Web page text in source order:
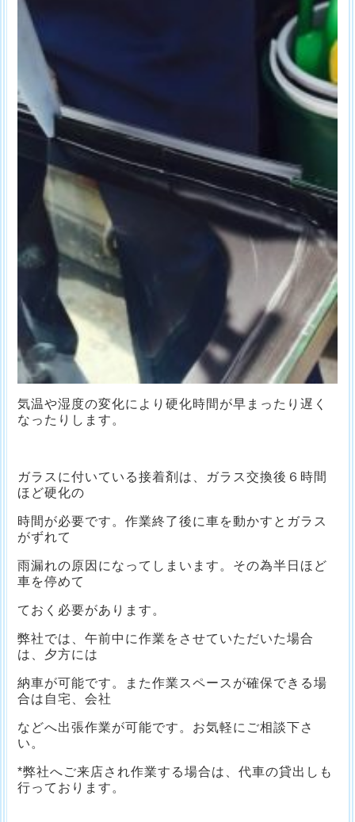
気温や湿度の変化により硬化時間が早まったり遅く
なったりします。
ガラスに付いている接着剤は、ガラス交換後６時間
ほど硬化の
時間が必要です。作業終了後に車を動かすとガラス
がずれて
雨漏れの原因になってしまいます。その為半日ほど
車を停めて
ておく必要があります。
弊社では、午前中に作業をさせていただいた場合
は、夕方には
納車が可能です。また作業スペースが確保できる場
合は自宅、会社
などへ出張作業が可能です。お気軽にご相談下さ
い。
*弊社へご来店され作業する場合は、代車の貸出しも
行っております。